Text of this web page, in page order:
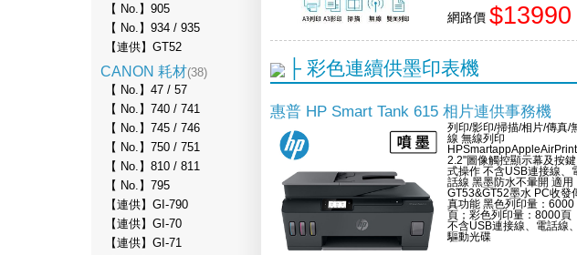
【 No.】905
【 No.】934 / 935
【連供】GT52
CANON 耗材(38)
【 No.】47 / 57
【 No.】740 / 741
【 No.】745 / 746
【 No.】750 / 751
【 No.】810 / 811
【 No.】795
【連供】GI-790
【連供】GI-70
【連供】GI-71
網路價 $13990
├ 彩色連續供墨印表機
惠普 HP Smart Tank 615 相片連供事務機
列印/影印/掃描/相片/傳真/
線 無線列印
HPSmartappAppleAirPrint
2.2"圖像觸控顯示幕及按鍵
式操作 不含USB連接線、
話線 黑墨防水不暈開 適用
GT53&GT52墨水 PC收發
真功能 黑色列印量：6000
頁；彩色列印量：8000頁
不含USB連接線、電話線、
驅動光碟